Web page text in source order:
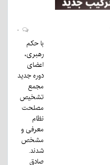
با حکم
رهبری،
اعضای
دوره جدید
مجمع
تشخیص
مصلحت
نظام
معرفی و
مشخص
شدند.
صادق